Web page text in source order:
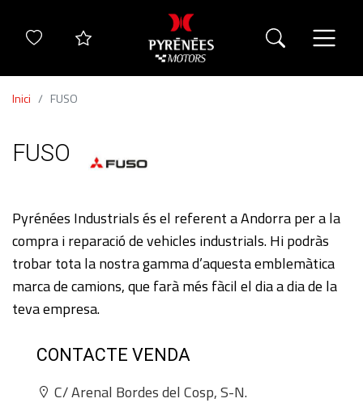
Inici FUSO
FUSO
Pyrénées Industrials és el referent a Andorra per a la
compra i reparació de vehicles industrials. Hi podràs
trobar tota la nostra gamma d’aquesta emblemàtica
marca de camions, que farà més fàcil el dia a dia de la
teva empresa.
CONTACTE VENDA
C/ Arenal Bordes del Cosp, S-N.